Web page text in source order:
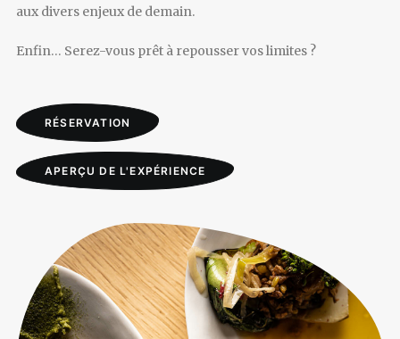
aux divers enjeux de demain.
Enfin… Serez-vous prêt à repousser vos limites ?
RÉSERVATION
APERÇU DE L'EXPÉRIENCE